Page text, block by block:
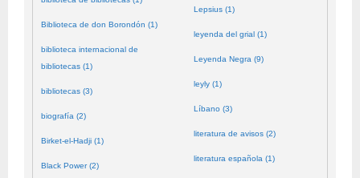
Biblioteca de don Borondón (1)
biblioteca internacional de
bibliotecas (1)
bibliotecas (3)
biografía (2)
Birket-el-Hadji (1)
Black Power (2)
Lepsius (1)
leyenda del grial (1)
Leyenda Negra (9)
leyly (1)
Líbano (3)
literatura de avisos (2)
literatura española (1)